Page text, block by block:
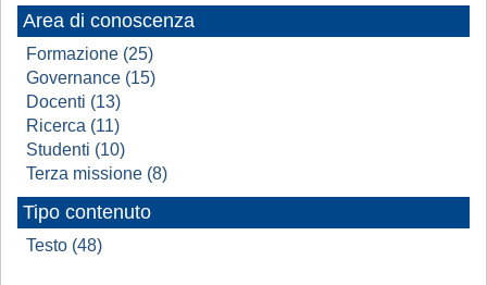
Area di conoscenza
Formazione (25)
Governance (15)
Docenti (13)
Ricerca (11)
Studenti (10)
Terza missione (8)
Tipo contenuto
Testo (48)